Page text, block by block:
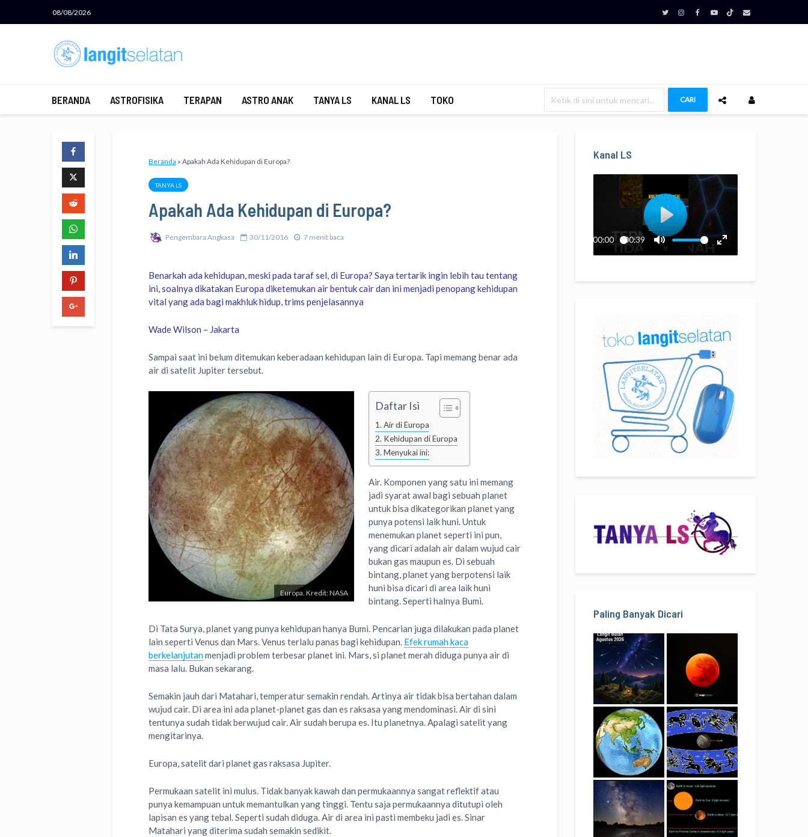
08/08/2026
BERANDA ASTROFISIKA TERAPAN ASTRO ANAK TANYA LS KANAL LS TOKO CARI
Beranda » Apakah Ada Kehidupan di Europa?
TANYA LS
Apakah Ada Kehidupan di Europa?
Pengembara Angkasa 30/11/2016 7 menit baca
Benarkah ada kehidupan, meski pada taraf sel, di Europa? Saya tertarik ingin lebih tau tentang
ini, soalnya dikatakan Europa diketemukan air bentuk cair dan ini menjadi penopang kehidupan
vital yang ada bagi makhluk hidup, trims penjelasannya
Wade Wilson – Jakarta
Sampai saat ini belum ditemukan keberadaan kehidupan lain di Europa. Tapi memang benar ada
air di satelit Jupiter tersebut.
Europa. Kredit: NASA
Daftar Isi
Air di Europa
Kehidupan di Europa
Menyukai ini:
Air. Komponen yang satu ini memang
jadi syarat awal bagi sebuah planet
untuk bisa dikategorikan planet yang
punya potensi laik huni. Untuk
menemukan planet seperti ini pun,
yang dicari adalah air dalam wujud cair
bukan gas maupun es. Di sebuah
bintang, planet yang berpotensi laik
huni bisa dicari di area laik huni
bintang. Seperti halnya Bumi.
Di Tata Surya, planet yang punya kehidupan hanya Bumi. Pencarian juga dilakukan pada planet
lain seperti Venus dan Mars. Venus terlalu panas bagi kehidupan. Efek rumah kaca
berkelanjutanmenjadi problem terbesar planet ini. Mars, si planet merah diduga punya air di
masa lalu. Bukan sekarang.
Semakin jauh dari Matahari, temperatur semakin rendah. Artinya air tidak bisa bertahan dalam
wujud cair. Di area ini ada planet-planet gas dan es raksasa yang mendominasi. Air di sini
tentunya sudah tidak berwujud cair. Air sudah berupa es. Itu planetnya. Apalagi satelit yang
mengitarinya.
Europa, satelit dari planet gas raksasa Jupiter.
Permukaan satelit ini mulus. Tidak banyak kawah dan permukaannya sangat reflektif atau
punya kemampuan untuk memantulkan yang tinggi. Tentu saja permukaannya ditutupi oleh
lapisan es yang tebal. Seperti sudah diduga. Air di area ini pasti membeku jadi es. Sinar
Matahari yang diterima sudah semakin sedikit.
Kanal LS
Paling Banyak Dicari